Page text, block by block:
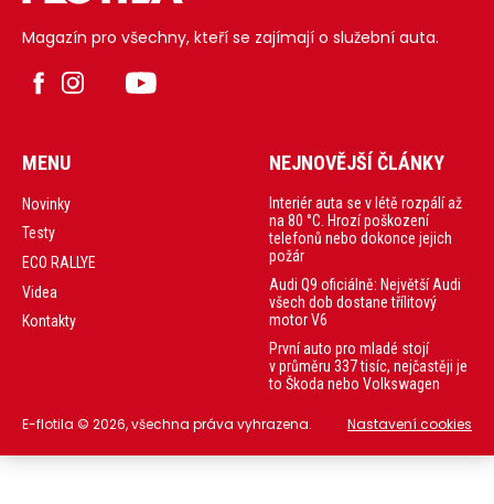
Magazín pro všechny, kteří se zajímají o služební auta.
MENU
Novinky
Testy
ECO RALLYE
Videa
Kontakty
NEJNOVĚJŠÍ ČLÁNKY
Interiér auta se v létě rozpálí až
na 80 °C. Hrozí poškození
telefonů nebo dokonce jejich
požár
Audi Q9 oficiálně: Největší Audi
všech dob dostane třílitový
motor V6
První auto pro mladé stojí
v průměru 337 tisíc, nejčastěji je
to Škoda nebo Volkswagen
E-flotila © 2026, všechna práva vyhrazena. Nastavení cookies